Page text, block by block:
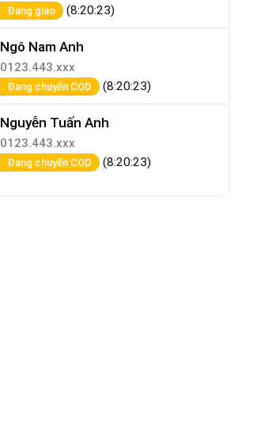
Đang giao (8:20:23)
Ngô Nam Anh
0123.443.xxx
Đang chuyển COD (8:20:23)
Nguyễn Tuấn Anh
0123.443.xxx
Đang chuyển COD (8:20:23)